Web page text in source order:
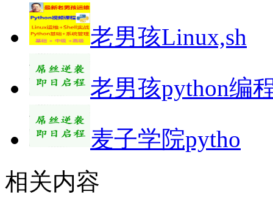
老男孩Linux,sh
老男孩python编
麦子学院pytho
相关内容